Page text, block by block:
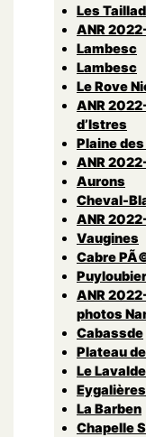
Les
ANR
Lambesc
Lambesc
Le Rove
ANR
d’Istres
Plaine
ANR
Aurons
Cheval-
ANR
Vaugines
Cabre
Puyloubier
ANR
photos
Cabassde
Plateau
Le
Eygalières
La Barben
Chapelle